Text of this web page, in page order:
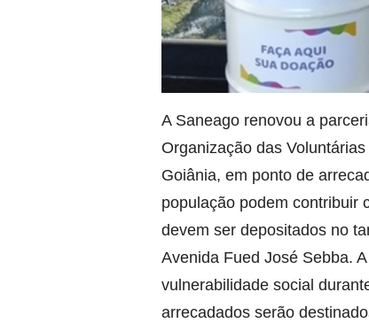
A Saneago renovou a
Organização das
Goiânia, em ponto de
população podem contribuir
devem ser depositados no
Avenida Fued José Sebba.
vulnerabilidade social
arrecadados serão